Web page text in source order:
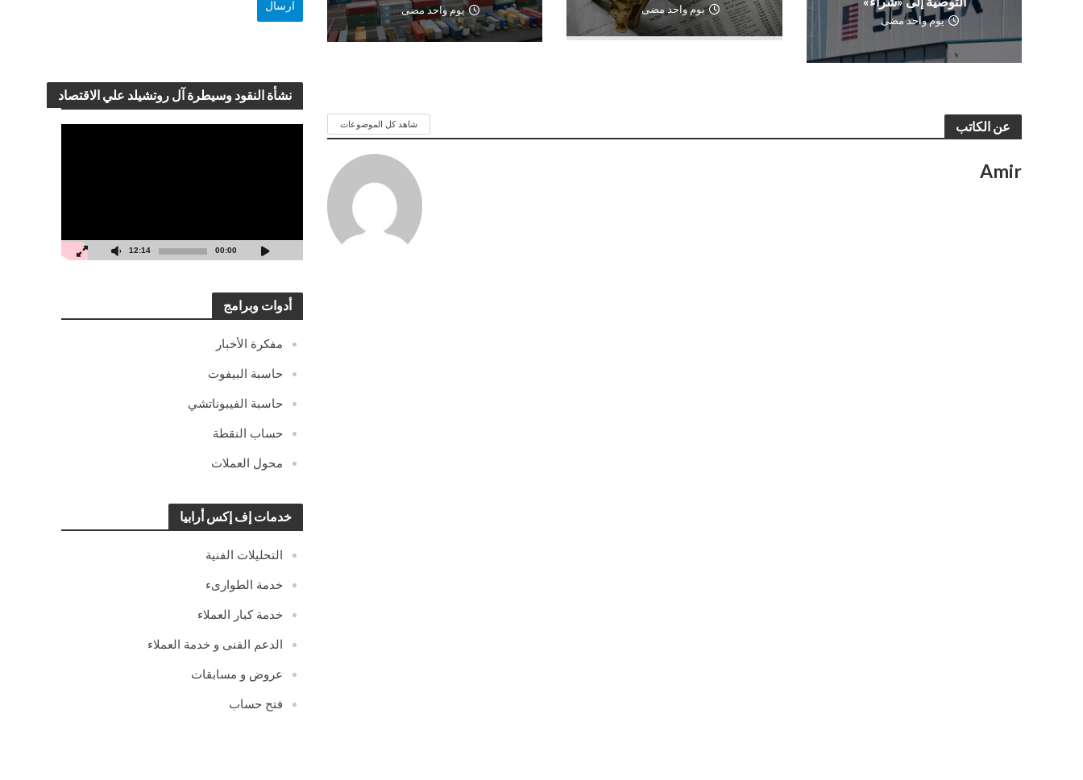
نشأة النقود وسيطرة آل روتشيلد علي الاقتصاد
00:00
12:14
أدوات وبرامج
مفكرة الأخبار
حاسبة البيفوت
حاسبة الفيبوناتشي
حساب النقطة
محول العملات
خدمات إف إكس أرابيا
التحليلات الفنية
خدمة الطوارىء
خدمة كبار العملاء
الدعم الفنى و خدمة العملاء
عروض و مسابقات
فتح حساب
يوم واحد مضى
يوم واحد مضى يوم واحد مضى
عن الكاتب شاهد كل الموضوعات
Amir